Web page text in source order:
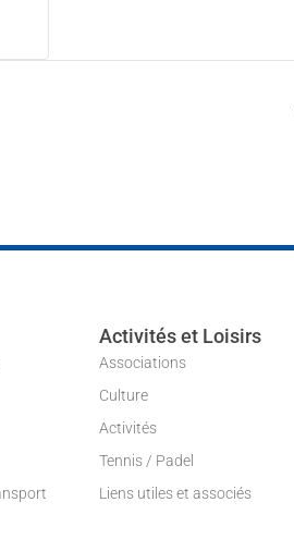
Activités et Loisirs
Associations
Culture
Activités
Tennis / Padel
Liens utiles et associés